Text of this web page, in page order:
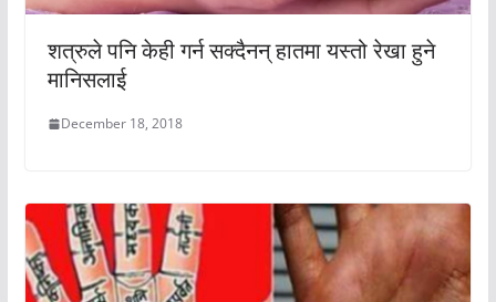
शत्रुले पनि केही गर्न सक्दैनन् हातमा यस्तो रेखा हुने
मानिसलाई
December 18, 2018